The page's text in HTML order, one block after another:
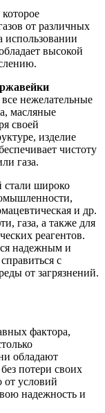
от различных
использовании
высокой
нежелательные
масляные
своей
изделие
чистоту
газа.
стали широко
и др.
газа, а также для
реагентов.
надежным и
с
от загрязнений.
фактора,
обладают
потери своих
от условий
надежность и